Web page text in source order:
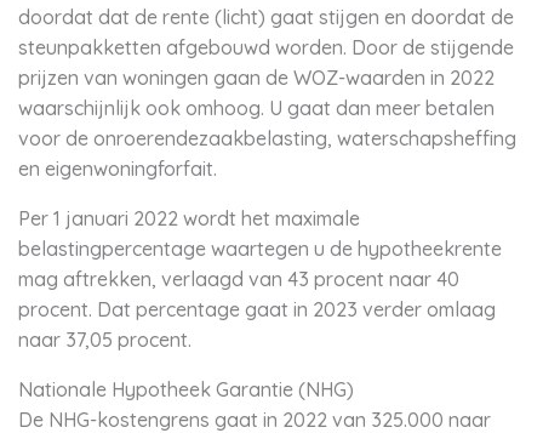
doordat dat de rente (licht) gaat stijgen en doordat de
steunpakketten afgebouwd worden. Door de stijgende
prijzen van woningen gaan de WOZ-waarden in 2022
waarschijnlijk ook omhoog. U gaat dan meer betalen
voor de onroerendezaakbelasting, waterschapsheffing
en eigenwoningforfait.
Per 1 januari 2022 wordt het maximale
belastingpercentage waartegen u de hypotheekrente
mag aftrekken, verlaagd van 43 procent naar 40
procent. Dat percentage gaat in 2023 verder omlaag
naar 37,05 procent.
Nationale Hypotheek Garantie (NHG)
De NHG-kostengrens gaat in 2022 van 325.000 naar